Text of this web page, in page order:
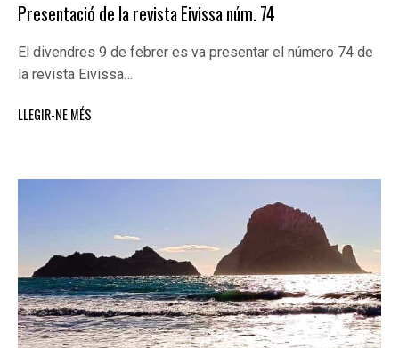
Presentació de la revista Eivissa núm. 74
El divendres 9 de febrer es va presentar el número 74 de
la revista Eivissa…
LLEGIR-NE MÉS